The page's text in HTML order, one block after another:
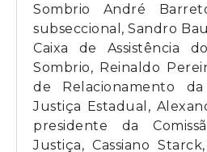
Sombrio André
subseccional, Sandro
Caixa de Assistência
Sombrio, Reinaldo
de Relacionamento
Justiça Estadual,
presidente da
Justiça, Cassiano